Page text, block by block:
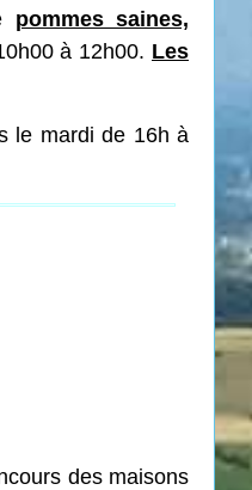
pommes saines,
à 12h00. Les
le mardi de 16h à
des maisons